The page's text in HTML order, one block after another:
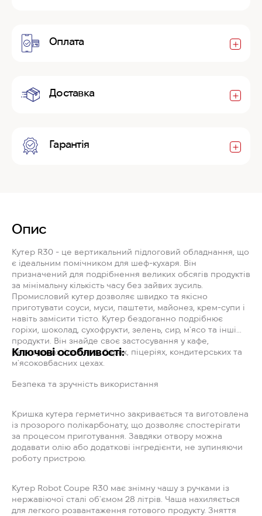
Оплата
Доставка
Гарантія
Опис
Кутер R30 - це вертикальний підлоговий обладнання, що
є ідеальним помічником для шеф-кухаря. Він
призначений для подрібнення великих обсягів продуктів
за мінімальну кількість часу без зайвих зусиль.
Промисловий кутер дозволяє швидко та якісно
приготувати соуси, муси, паштети, майонез, крем-супи і
навіть замісити тісто. Кутер бездоганно подрібнює
горіхи, шоколад, сухофрукти, зелень, сир, м`ясо та інші
продукти. Він знайде своє застосування у кафе,
ресторанах, їдальнях, барах, піцеріях, кондитерських та
м`ясоковбасних цехах.
Ключові особливості:
Безпека та зручність використання
Кришка кутера герметично закривається та виготовлена
із прозорого полікарбонату, що дозволяє спостерігати
за процесом приготування. Завдяки отвору можна
додавати олію або додаткові інгредієнти, не зупиняючи
роботу пристрою.
Кутер Robot Coupe R30 має знімну чашу з ручками із
нержавіючої сталі об`ємом 28 літрів. Чаша нахиляється
для легкого розвантаження готового продукту. Зняття